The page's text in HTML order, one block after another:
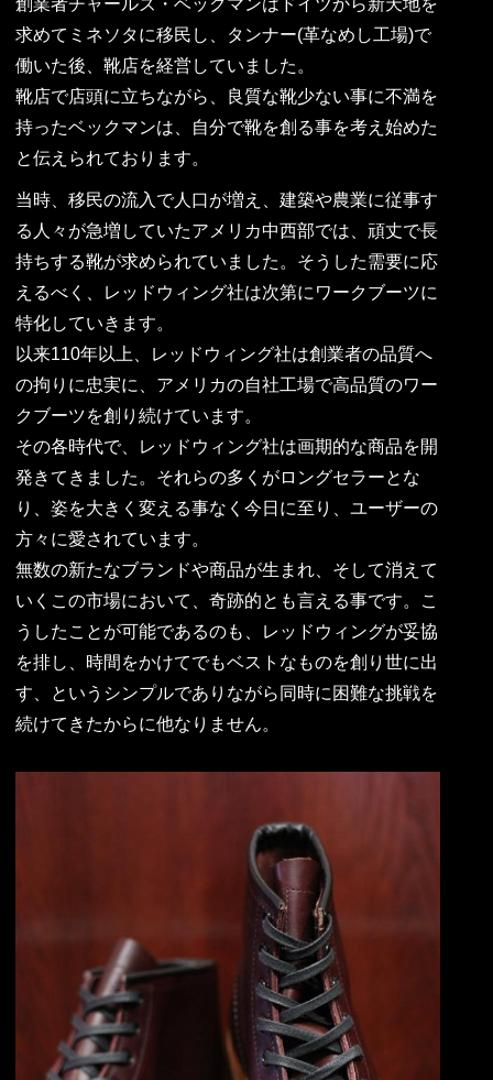
求めてミネソタに移民し、タンナー(革なめし工場)で
働いた後、靴店を経営していました。
靴店で店頭に立ちながら、良質な靴少ない事に不満を
持ったベックマンは、自分で靴を創る事を考え始めた
と伝えられております。
当時、移民の流入で人口が増え、建築や農業に従事す
る人々が急増していたアメリカ中西部では、頑丈で長
持ちする靴が求められていました。そうした需要に応
えるべく、レッドウィング社は次第にワークブーツに
特化していきます。
以来110年以上、レッドウィング社は創業者の品質へ
の拘りに忠実に、アメリカの自社工場で高品質のワー
クブーツを創り続けています。
その各時代で、レッドウィング社は画期的な商品を開
発きてきました。それらの多くがロングセラーとな
り、姿を大きく変える事なく今日に至り、ユーザーの
方々に愛されています。
無数の新たなブランドや商品が生まれ、そして消えて
いくこの市場において、奇跡的とも言える事です。こ
うしたことが可能であるのも、レッドウィングが妥協
を排し、時間をかけてでもベストなものを創り世に出
す、というシンプルでありながら同時に困難な挑戦を
続けてきたからに他なりません。